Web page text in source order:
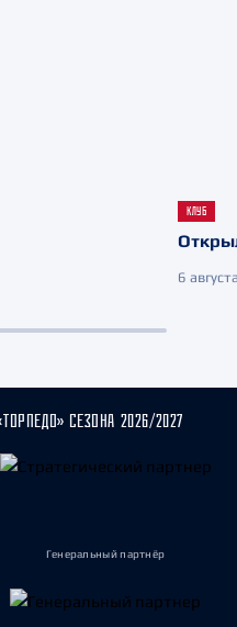
КЛУБ
6
СЕЗОНА 2026/2027
Генеральный партнёр